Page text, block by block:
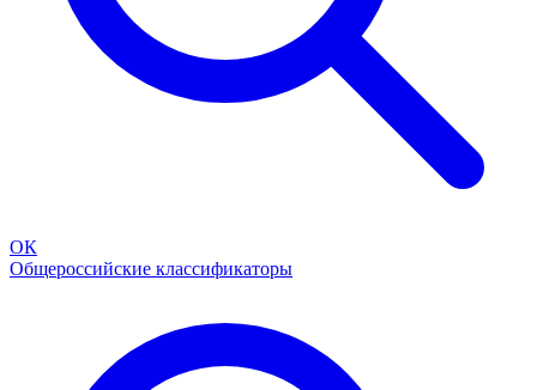
ОК
Общероссийские классификаторы